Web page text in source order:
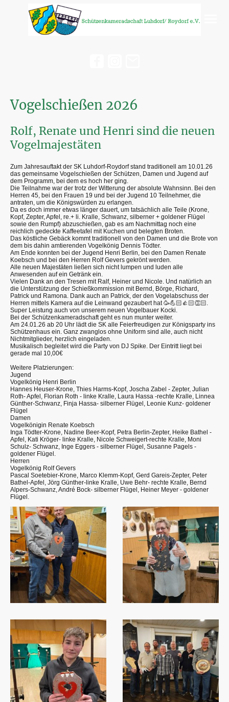
Vogelschießen 2026
Rolf, Renate und Henri sind die neuen
Vogelmajestäten
Zum Jahresauftakt der SK Luhdorf-Roydorf stand traditionell am 10.01.26
das gemeinsame Vogelschießen der Schützen, Damen und Jugend auf
dem Programm, bei dem es hoch her ging.
Die Teilnahme war der trotz der Witterung der absolute Wahnsinn. Bei den
Herren 45, bei den Frauen 19 und bei der Jugend 10 Teilnehmer, die
antraten, um die Königswürden zu erlangen.
Da es doch immer etwas länger dauert, um tatsächlich alle Teile (Krone,
Kopf, Zepter, Apfel, re.+ li. Kralle, Schwanz, silberner + goldener Flügel
sowie den Rumpf) abzuschießen, gab es am Nachmittag noch eine
reichlich gedeckte Kaffeetafel mit Kuchen und belegten Broten.
Das köstliche Gebäck kommt traditionell von den Damen und die Brote von
dem bis dahin amtierenden Vogelkönig Dennis Tödter.
Am Ende konnten bei der Jugend Henri Berlin, bei den Damen Renate
Koebsch und bei den Herren Rolf Gevers gekrönt werden.
Alle neuen Majestäten ließen sich nicht lumpen und luden alle
Anwesenden auf ein Getränk ein.
Vielen Dank an den Tresen mit Ralf, Heiner und Nicole. Und natürlich an
die Unterstützung der Schießkommission mit Bernd, Börge, Richard,
Patrick und Ramona. Dank auch an Patrick, der den Vogelabschuss der
Herren mittels Kamera auf die Leinwand gezaubert hat🥳💪🏻👍🏻👏🏻
Super Leistung auch von unserem neuen Vogelbauer Kocki.
Bei der Schützenkameradschaft geht es nun munter weiter.
Am 24.01.26 ab 20 Uhr lädt die SK alle Feierfreudigen zur Königsparty ins
Schützenhaus ein. Ganz zwanglos ohne Uniform sind alle, auch nicht
Nichtmitglieder, herzlich eingeladen.
Musikalisch begleitet wird die Party von DJ Spike. Der Eintritt liegt bei
gerade mal 10,00€
Weitere Platzierungen:
Jugend
Vogelkönig Henri Berlin
Hannes Heuser-Krone, Thies Harms-Kopf, Joscha Zabel - Zepter, Julian
Roth- Apfel, Florian Roth - linke Kralle, Laura Hassa -rechte Kralle, Linnea
Günther-Schwanz, Finja Hassa- silberner Flügel, Leonie Kunz- goldener
Flügel
Damen
Vogelkönigin Renate Koebsch
Inga Tödter-Krone, Nadine Beer-Kopf, Petra Berlin-Zepter, Heike Bathel -
Apfel, Kati Kröger- linke Kralle, Nicole Schweigert-rechte Kralle, Moni
Schulz- Schwanz, Inge Eggers - silberner Flügel, Susanne Pagels -
goldener Flügel.
Herren
Vogelkönig Rolf Gevers
Pascal Soetebier-Krone, Marco Klemm-Kopf, Gerd Gareis-Zepter, Peter
Bathel-Apfel, Jörg Günther-linke Kralle, Uwe Behr- rechte Kralle, Bernd
Alpers-Schwanz, André Bock- silberner Flügel, Heiner Meyer - goldener
Flügel.